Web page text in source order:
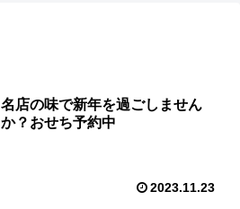
名店の味で新年を過ごしません
か？おせち予約中
2023.11.23